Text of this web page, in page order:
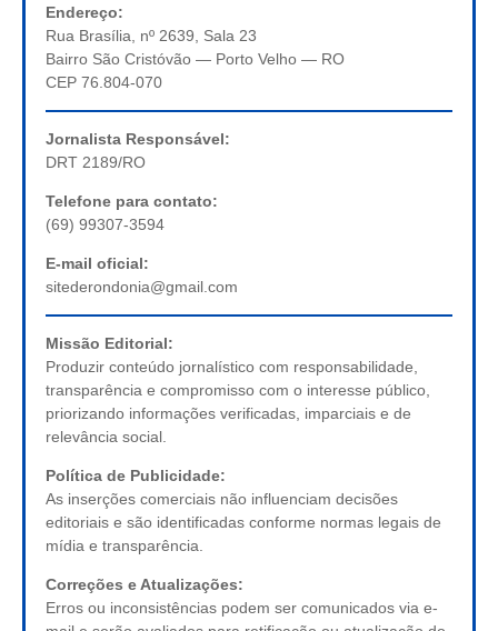
Endereço:
Rua Brasília, nº 2639, Sala 23
Bairro São Cristóvão — Porto Velho — RO
CEP 76.804-070
Jornalista Responsável:
DRT 2189/RO
Telefone para contato:
(69) 99307-3594
E-mail oficial:
sitederondonia@gmail.com
Missão Editorial:
Produzir conteúdo jornalístico com responsabilidade,
transparência e compromisso com o interesse público,
priorizando informações verificadas, imparciais e de
relevância social.
Política de Publicidade:
As inserções comerciais não influenciam decisões
editoriais e são identificadas conforme normas legais de
mídia e transparência.
Correções e Atualizações:
Erros ou inconsistências podem ser comunicados via e-